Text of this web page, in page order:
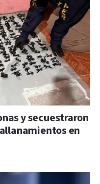
y secuestraron
en